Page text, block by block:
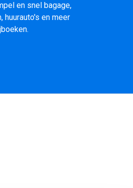
en snel bagage,
huurauto's en meer